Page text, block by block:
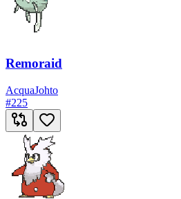
Remoraid
AcquaJohto
#225